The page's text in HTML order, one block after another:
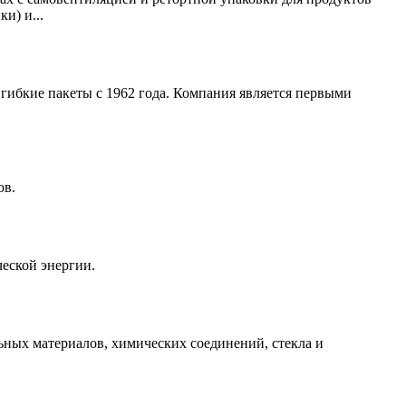
и...
пакеты с 1962 года. Компания является первыми
энергии.
материалов, химических соединений, стекла и